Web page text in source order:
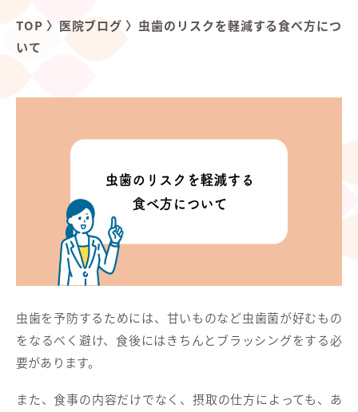
TOP 〉 医院ブログ 〉 虫歯のリスクを軽減する食べ方につ
いて
虫歯を予防するためには、甘いものなど虫歯菌が好むもの
をなるべく避け、食後にはきちんとブラッシングをする必
要があります。
また、食事の内容だけでなく、摂取の仕方によっても、あ